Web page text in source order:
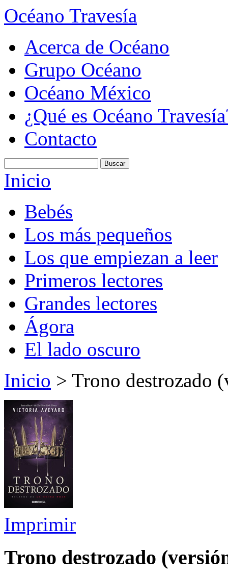
Océano Travesía
Acerca de Océano
Grupo Océano
Océano México
¿Qué es Océano
Contacto
Inicio
Bebés
Los más pequeños
Los que empiezan a leer
Primeros lectores
Grandes lectores
Ágora
El lado oscuro
Inicio > Trono destrozado
Imprimir
Trono destrozado